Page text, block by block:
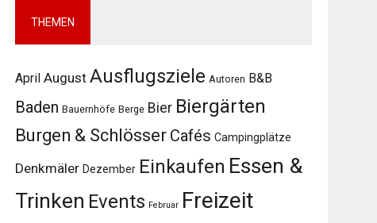
THEMEN
April August Ausflugsziele Autoren B&B
Baden Bauernhöfe Berge Bier Biergärten
Burgen & Schlösser Cafés Campingplätze
Denkmäler Dezember Einkaufen Essen &
Trinken Events Februar Freizeit